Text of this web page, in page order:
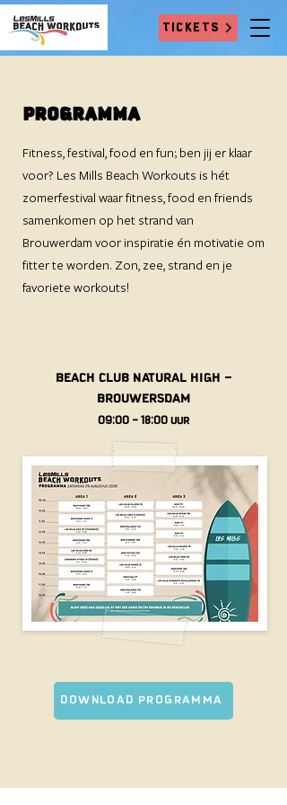
TICKETS
PROGRAMMA
Fitness, festival, food en fun; ben jij er klaar
voor? Les Mills Beach Workouts is hét
zomerfestival waar fitness, food en friends
samenkomen op het strand van
Brouwerdam voor inspiratie én motivatie om
fitter te worden. Zon, zee, strand en je
favoriete workouts!
BEACH CLUB NATURAL HIGH -
BROUWERSDAM
09:00 - 18:00 UUR
DOWNLOAD PROGRAMMA